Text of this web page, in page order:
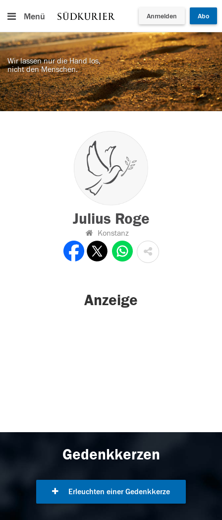
Menü Anmelden Abo
Wir lassen nur die Hand los,
nicht den Menschen.
Julius Roge
Konstanz
Anzeige
Gedenkkerzen
Erleuchten einer Gedenkkerze